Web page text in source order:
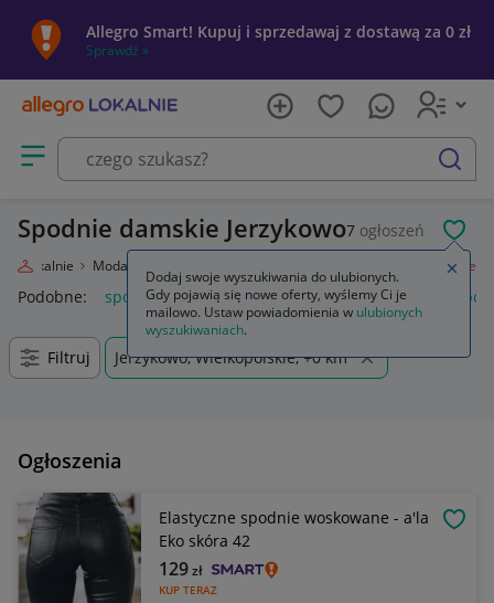
Allegro Smart! Kupuj i sprzedawaj z dostawą za 0 zł
Sprawdź »
Otwórz menu z kategoriami
szukaj
Spodnie damskie Jerzykowo7 ogłoszeń
Lokalnie Moda Spodnie
Podobne: spodnie spodnie robocze spodnie męskie
Filtruj Jerzykowo, Wielkopolskie, +0 km
Ogłoszenia
Elastyczne spodnie woskowane - a'la
Eko skóra 42
KUP TERAZ
129zł
Dodaj swoje wyszukiwania do ulubionych.
Gdy pojawią się nowe oferty, wyślemy Ci je
mailowo. Ustaw powiadomienia w ulubionych
wyszukiwaniach.